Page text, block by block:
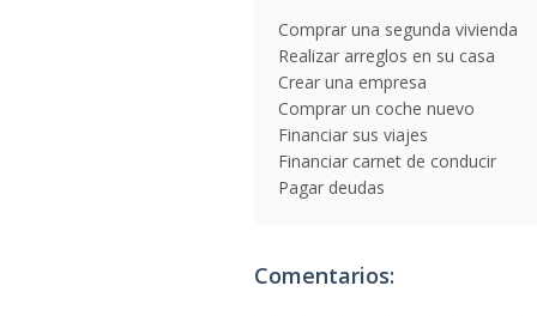
Comprar una segunda vivienda
Realizar arreglos en su casa
Crear una empresa
Comprar un coche nuevo
Financiar sus viajes
Financiar carnet de conducir
Pagar deudas
Comentarios: